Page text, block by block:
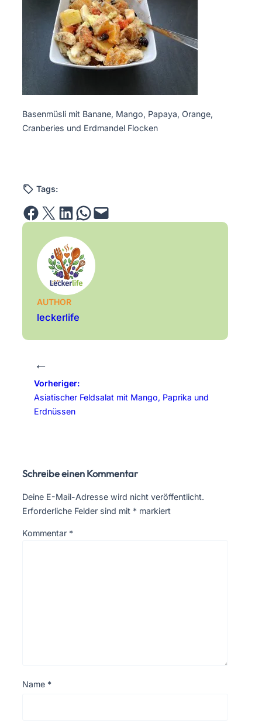
Basenmüsli mit Banane, Mango, Papaya, Orange,
Cranberies und Erdmandel Flocken
Tags:
Share on Facebook Email this Page Share on LinkedIn Share on WhatsApp Email this Page
AUTHOR
leckerlife
←
Vorheriger:
Asiatischer Feldsalat mit Mango, Paprika und
Erdnüssen
Schreibe einen Kommentar
Deine E-Mail-Adresse wird nicht veröffentlicht.
Erforderliche Felder sind mit * markiert
Kommentar *
Name *